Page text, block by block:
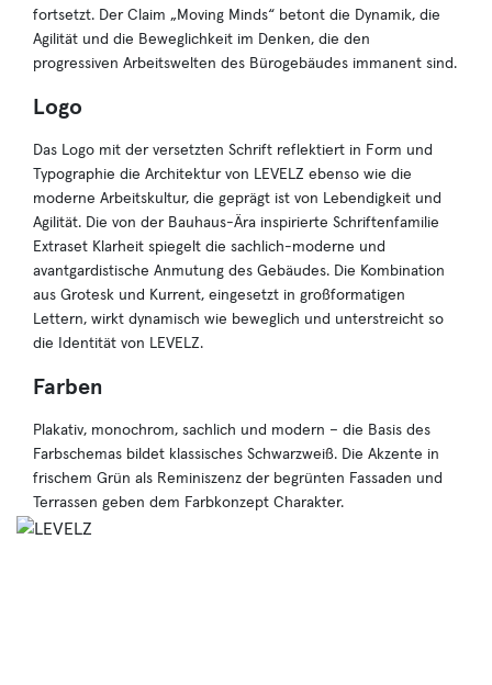
fortsetzt. Der Claim „Moving Minds“ betont die Dynamik, die
Agilität und die Beweglichkeit im Denken, die den
progressiven Arbeitswelten des Bürogebäudes immanent sind.
Logo
Das Logo mit der versetzten Schrift reflektiert in Form und
Typographie die Architektur von LEVELZ ebenso wie die
moderne Arbeitskultur, die geprägt ist von Lebendigkeit und
Agilität. Die von der Bauhaus-Ära inspirierte Schriftenfamilie
Extraset Klarheit spiegelt die sachlich-moderne und
avantgardistische Anmutung des Gebäudes. Die Kombination
aus Grotesk und Kurrent, eingesetzt in großformatigen
Lettern, wirkt dynamisch wie beweglich und unterstreicht so
die Identität von LEVELZ.
Farben
Plakativ, monochrom, sachlich und modern – die Basis des
Farbschemas bildet klassisches Schwarzweiß. Die Akzente in
frischem Grün als Reminiszenz der begrünten Fassaden und
Terrassen geben dem Farbkonzept Charakter.